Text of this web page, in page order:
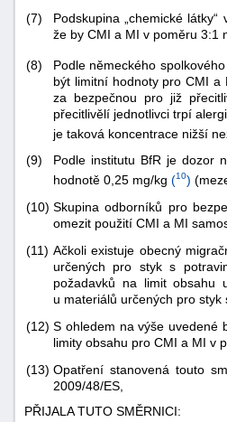
(7)
Podskupina „chemické
že by CMI a MI v poměru 3:1
(8)
Podle německého
být limitní hodnoty pro CMI a
za bezpečnou pro již
přecitlivělí jednotlivci trpí
je taková koncentrace nižší
(9)
Podle institutu BfR je dozor
hodnotě 0,25 mg/kg (10)
(10) Skupina odborníků pro
omezit použití CMI a MI
(11) Ačkoli existuje obecný
určených pro styk s
požadavků na limit
u materiálů určených pro styk
(12) S ohledem na výše uvedené
limity obsahu pro CMI a MI v
(13) Opatření stanovená touto
2009/48/ES,
PŘIJALA TUTO SMĚRNICI: